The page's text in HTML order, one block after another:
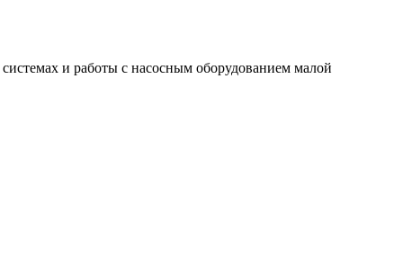
и работы с насосным оборудованием малой